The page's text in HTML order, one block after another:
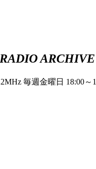
RADIO ARCHIVE